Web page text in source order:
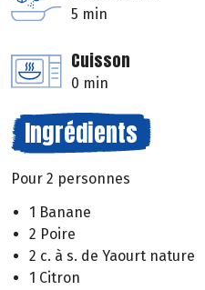
5 min
Cuisson
0 min
Ingrédients
Pour 2 personnes
1 Banane
2 Poire
2 c. à s. de Yaourt nature
1 Citron